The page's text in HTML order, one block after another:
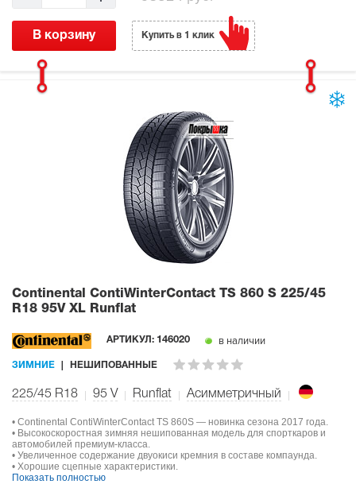
В корзину Купить в 1 клик
Continental ContiWinterContact TS 860 S 225/45
R18 95V XL Runflat
АРТИКУЛ: 146020 в наличии
ЗИМНИЕ НЕШИПОВАННЫЕ
225/45 R18 95 V Runflat Асимметричный
• Continental ContiWinterContact TS 860S — новинка сезона 2017 года.
• Высокоскоростная зимняя нешипованная модель для спорткаров и
автомобилей премиум-класса.
• Увеличенное содержание двуокиси кремния в составе компаунда.
• Хорошие сцепные характеристики.
Показать полностью